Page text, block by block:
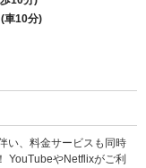
(車10分)
い、料金サービスも同時
YouTubeやNetflixがご利